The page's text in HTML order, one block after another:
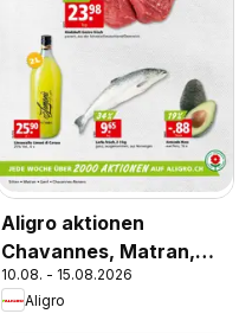
Aligro aktionen
Chavannes, Matran,
Genf, Sitten
10.08. - 15.08.2026
Aligro